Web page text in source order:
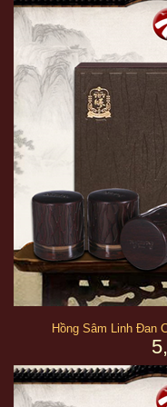
Hãng sản xuất uy tín và
Hồng Sâm Linh Đan